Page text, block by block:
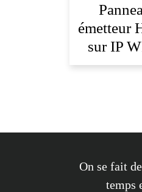
émetteur
sur IP
On se fait
temps